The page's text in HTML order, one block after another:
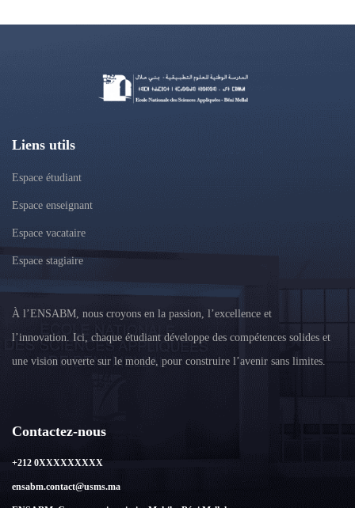
À l’ENSABM, nous croyons en la passion, l’excellence et
l’innovation. Ici, chaque étudiant développe des compétences solides et
une vision ouverte sur le monde, pour construire l’avenir sans limites.
Liens utils
Espace étudiant
Espace enseignant
Espace vacataire
Espace stagiaire
Contactez-nous
+212 0XXXXXXXXX
ensabm.contact@usms.ma